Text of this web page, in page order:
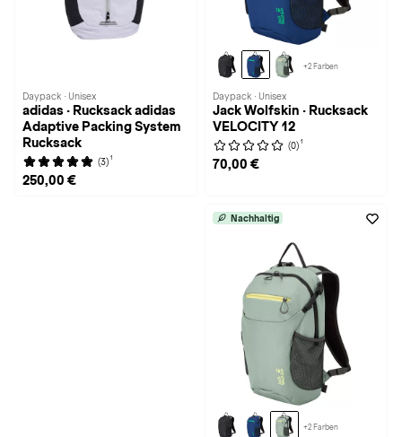
Daypack · Unisex
adidas · Rucksack adidas
Adaptive Packing System
Rucksack
(3) 1
250,00 €
+2 Farben
Daypack · Unisex
Jack Wolfskin · Rucksack
VELOCITY 12
(0) 1
70,00 €
Nachhaltig
+2 Farben